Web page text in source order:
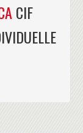
CIF